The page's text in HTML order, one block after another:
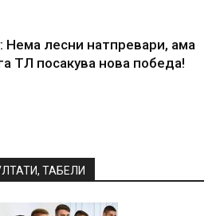
Нема лесни натпревари, ама
ТЛ посакува нова победа!
ТАБЕЛИ